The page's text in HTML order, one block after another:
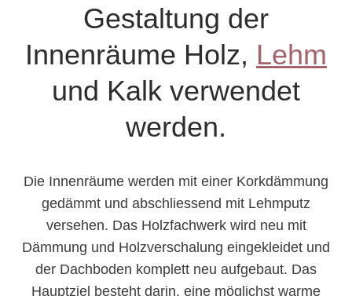
Gestaltung der
Innenräume Holz, Lehm
und Kalk verwendet
werden.
Die Innenräume werden mit einer Korkdämmung
gedämmt und abschliessend mit Lehmputz
versehen. Das Holzfachwerk wird neu mit
Dämmung und Holzverschalung eingekleidet und
der Dachboden komplett neu aufgebaut. Das
Hauptziel besteht darin, eine möglichst warme